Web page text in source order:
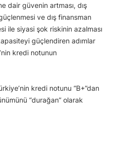
dair güvenin artması, dış
ve dış finansman
ile siyasi şok riskinin azalması
güçlendiren adımlar
kredi notunun
kredi notunu “B+”dan
“durağan” olarak